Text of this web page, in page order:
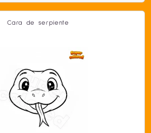
Cara de serpiente